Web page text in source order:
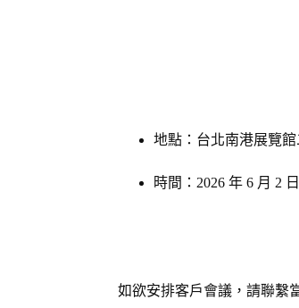
地點：台北南港展覽館
時間： 2026 年 6 月 2
如欲安排客戶會議，請聯繫